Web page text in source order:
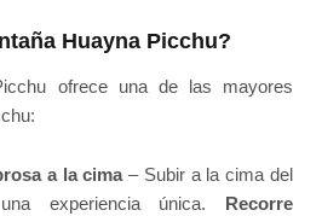
Huayna Picchu?
ofrece una de las mayores
a la cima– Subir a la cima del
experiencia única. Recorre